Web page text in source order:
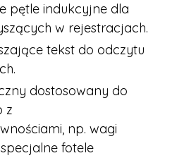
pętle indukcyjne dla
w rejestracjach.
tekst do odczytu
dostosowany do
z
np. wagi
specjalne fotele